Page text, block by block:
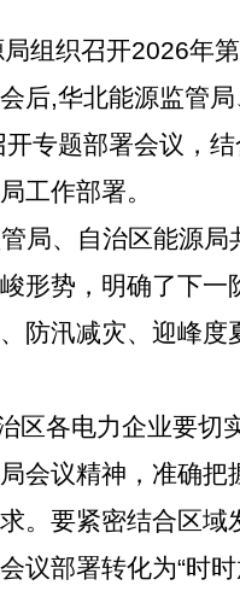
组织召开2026年
后,华北能源监管
专题部署会议，
工作部署。
局、自治区能源
形势，明确了下
防汛减灾、迎峰
区各电力企业要切
会议精神，准确
。要紧密结合区
议部署转化为“时